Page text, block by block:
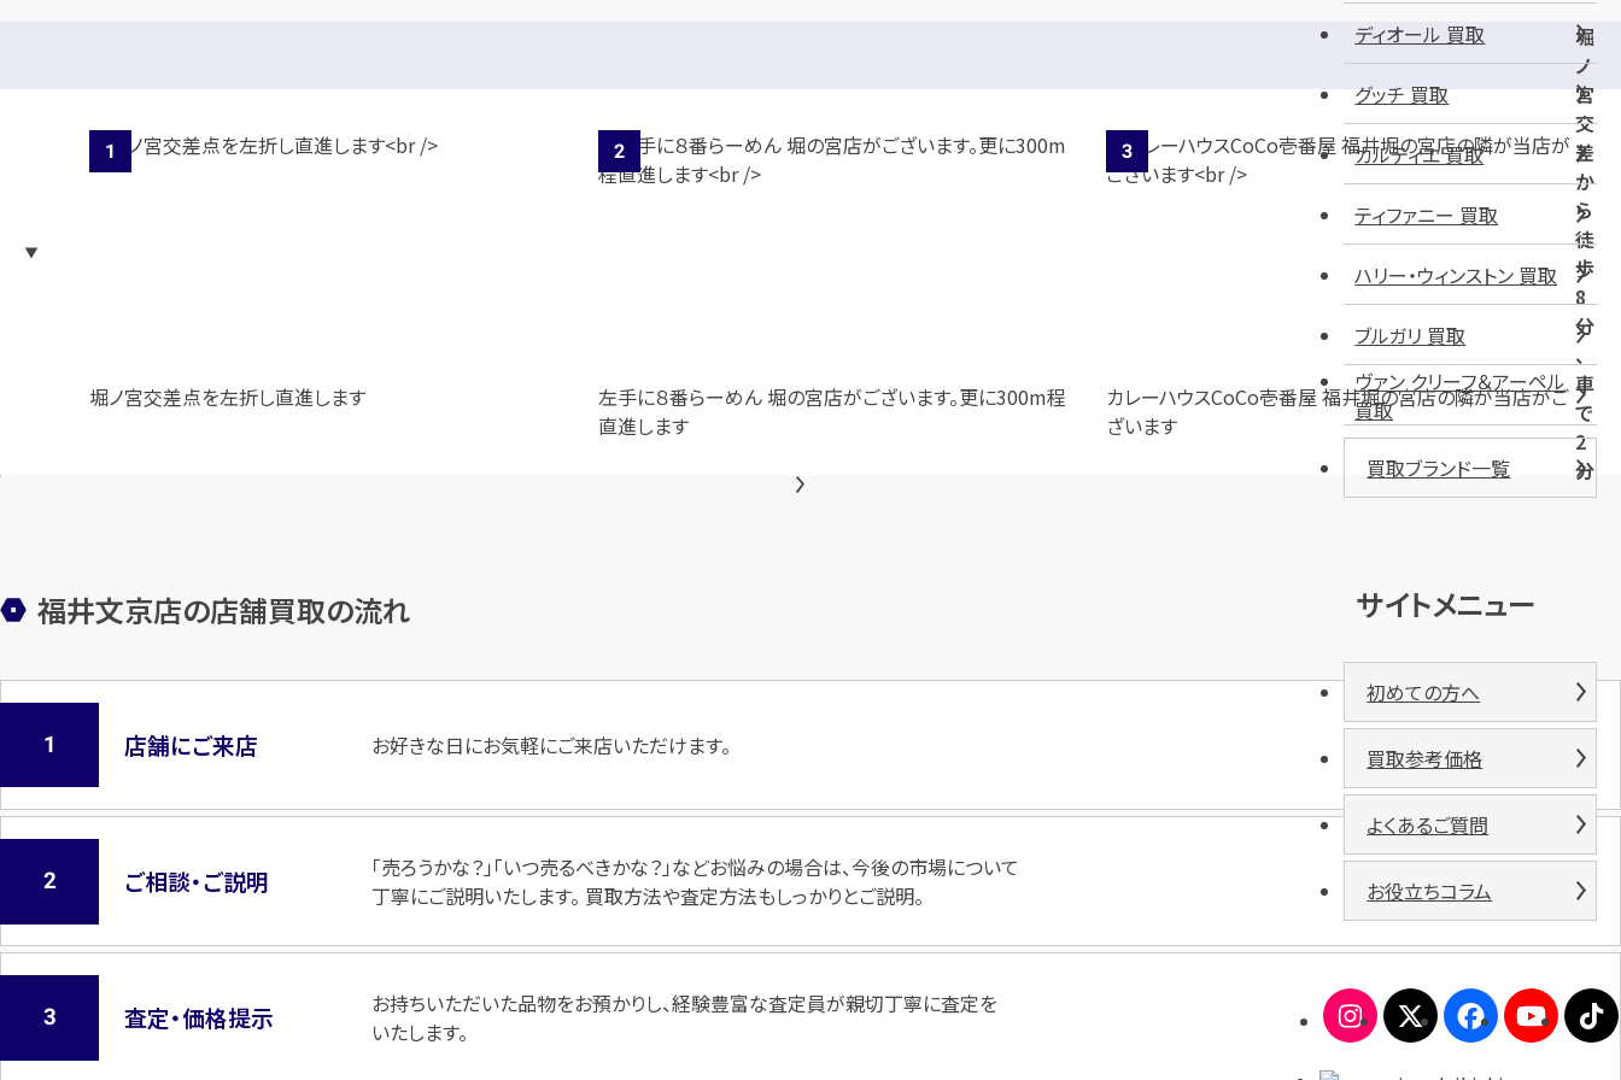
堀
ノ
宮
交
差
か
ら
徒
歩
8
分
、
車
で
2
分
堀ノ宮交差点を左折し直進します
左手に８番らーめん 堀の宮店がございます。更に300m程
直進します
カレーハウスCoCo壱番屋 福井堀の宮店の隣が当店がご
ざいます
福井文京店の店舗買取の流れ
店舗にご来店 お好きな日にお気軽にご来店いただけます。
ご相談・ご説明
「売ろうかな？」「いつ売るべきかな？」などお悩みの場合は、今後の市場について
丁寧にご説明いたします。 買取方法や査定方法もしっかりとご説明。
査定・価格提示
お持ちいただいた品物をお預かりし、経験豊富な査定員が親切丁寧に査定を
いたします。
ディオール 買取
グッチ 買取
カルティエ 買取
ティファニー 買取
ハリー・ウィンストン 買取
ブルガリ 買取
ヴァン クリーフ＆アーペル
買取
買取ブランド一覧
サイトメニュー
初めての方へ
買取参考価格
よくあるご質問
お役立ちコラム